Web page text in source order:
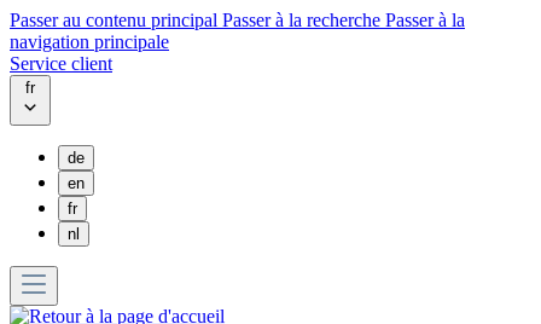
Passer au contenu principal Passer à la recherche Passer à la
navigation principale
Service client
fr
de
en
fr
nl